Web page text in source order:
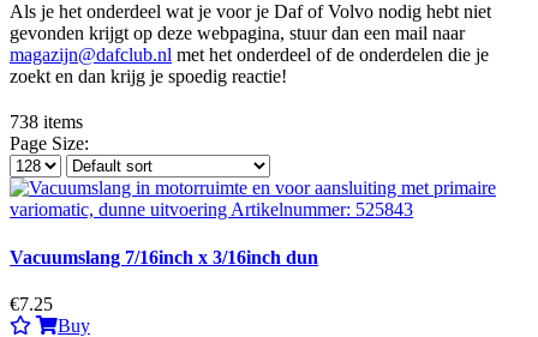
Als je het onderdeel wat je voor je Daf of Volvo nodig hebt niet
gevonden krijgt op deze webpagina, stuur dan een mail naar
magazijn@dafclub.nl met het onderdeel of de onderdelen die je
zoekt en dan krijg je spoedig reactie!
738 items
Page Size:
Vacuumslang 7/16inch x 3/16inch dun
€7.25
Buy